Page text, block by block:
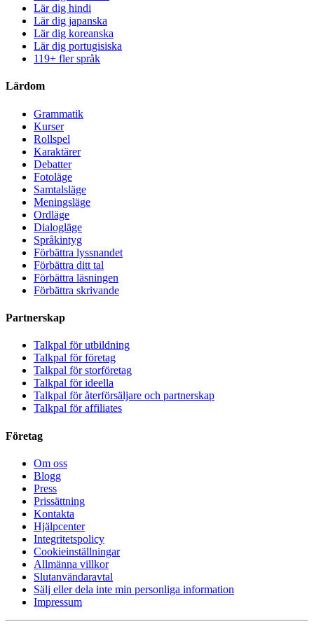
Lär dig hindi
Lär dig japanska
Lär dig koreanska
Lär dig portugisiska
119+ fler språk
Lärdom
Grammatik
Kurser
Rollspel
Karaktärer
Debatter
Fotoläge
Samtalsläge
Meningsläge
Ordläge
Dialogläge
Språkintyg
Förbättra lyssnandet
Förbättra ditt tal
Förbättra läsningen
Förbättra skrivande
Partnerskap
Talkpal för utbildning
Talkpal för företag
Talkpal för storföretag
Talkpal för ideella
Talkpal för återförsäljare och partnerskap
Talkpal för affiliates
Företag
Om oss
Blogg
Press
Prissättning
Kontakta
Hjälpcenter
Integritetspolicy
Cookieinställningar
Allmänna villkor
Slutanvändaravtal
Sälj eller dela inte min personliga information
Impressum